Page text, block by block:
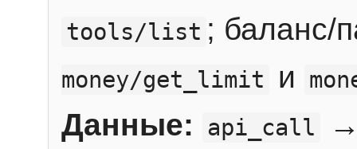
tools/list ; баланс/
money/get_limit и
Данные: api_call